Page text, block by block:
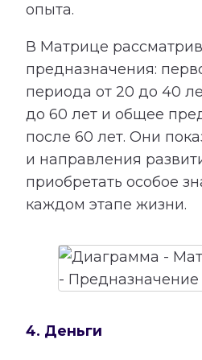
опыта.
В Матрице
предназначения:
периода от 20 до 40
до 60 лет и общее
после 60 лет. Они
и направления
приобретать особое
каждом этапе жизни.
4. Деньги